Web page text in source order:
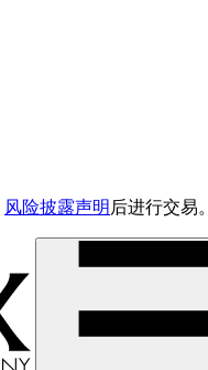
风险披露声明 后进行交易。